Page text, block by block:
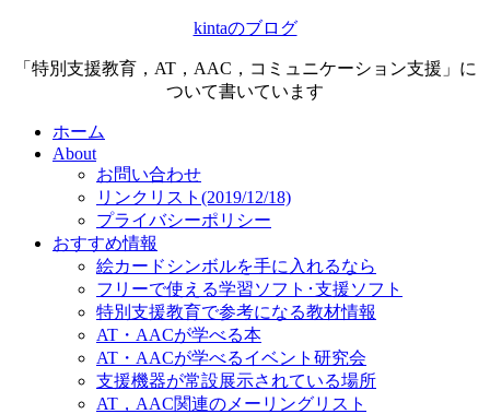
kintaのブログ
「特別支援教育，AT，AAC，コミュニケーション支援」に
ついて書いています
ホーム
About
お問い合わせ
リンクリスト(2019/12/18)
プライバシーポリシー
おすすめ情報
絵カードシンボルを手に入れるなら
フリーで使える学習ソフト･支援ソフト
特別支援教育で参考になる教材情報
AT・AACが学べる本
AT・AACが学べるイベント研究会
支援機器が常設展示されている場所
AT，AAC関連のメーリングリスト